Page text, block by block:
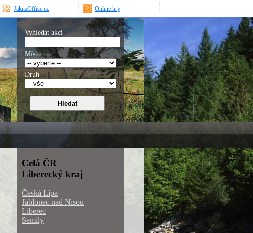
JaknaOffice.cz Online hry
Vyhledat akci
Místo
Druh
Celá ČR
Liberecký kraj
Česká Lípa
Jablonec nad Nisou
Liberec
Semily